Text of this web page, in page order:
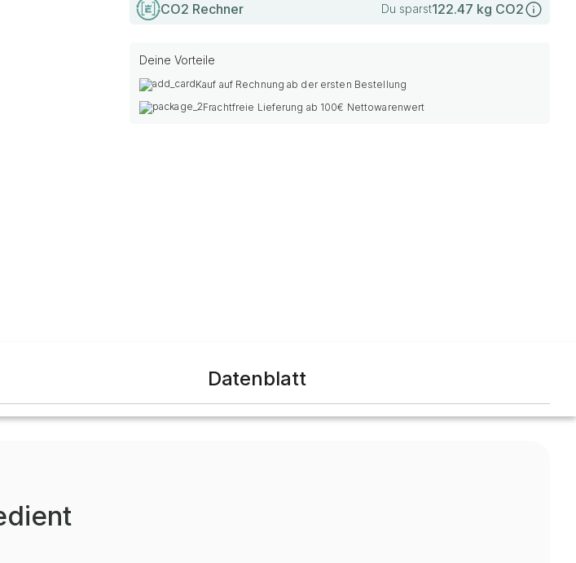
CO2 Rechner Du sparst122.47 kg CO2
Deine Vorteile
Kauf auf Rechnung ab der ersten Bestellung
Frachtfreie Lieferung ab 100€ Nettowarenwert
Datenblatt